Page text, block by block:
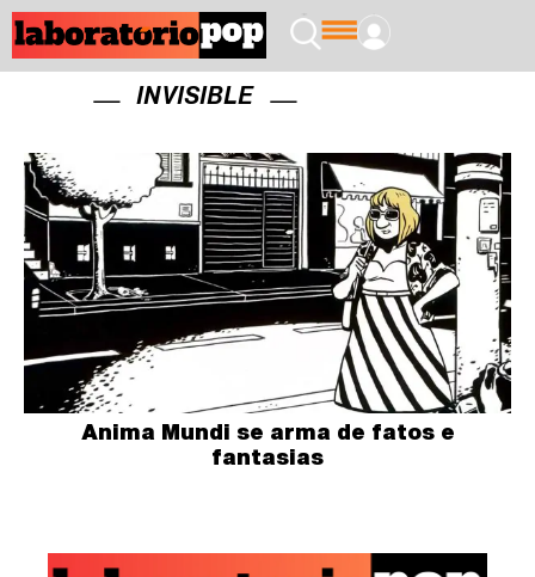
INVISIBLE
Anima Mundi se arma de fatos e
fantasias